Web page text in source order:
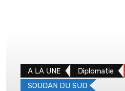
A LA UNE Diplomatie
SOUDAN DU SUD